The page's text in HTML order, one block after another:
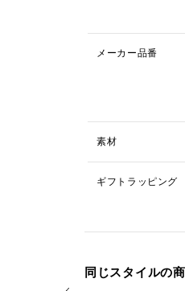
メーカー品番
素材
ギフトラッピング
同じスタイルの